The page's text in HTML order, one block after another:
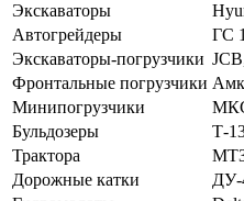
Экскаваторы
Автогрейдеры
ГС
Экскаваторы-погрузчики
Фронтальные погрузчики
Минипогрузчики
Бульдозеры
Т-
Трактора
Дорожные катки
ДУ-